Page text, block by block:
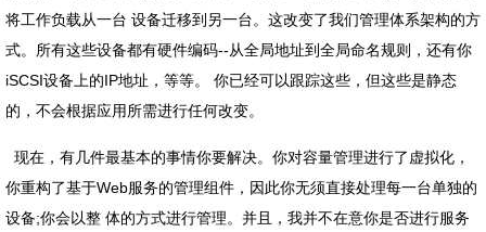
将工作负载从一台 设备迁移到另一台。这改变了我们管理体系架构的方
式。所有这些设备都有硬件编码--从全局地址到全局命名规则，还有你
iSCSI设备上的IP地址，等等。 你已经可以跟踪这些，但这些是静态
的，不会根据应用所需进行任何改变。
现在，有几件最基本的事情你要解决。你对容量管理进行了虚拟化，
你重构了基于Web服务的管理组件，因此你无须直接处理每一台单独的
设备;你会以整 体的方式进行管理。并且，我并不在意你是否进行服务